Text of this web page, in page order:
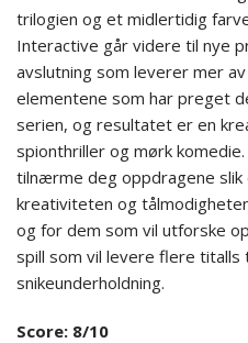
trilogien og et midlertidig
Interactive går videre til nye
avslutning som leverer mer
elementene som har preget
serien, og resultatet er en
spionthriller og mørk
tilnærme deg oppdragene
kreativiteten og
og for dem som vil utforske
spill som vil levere flere titalls
snikeunderholdning.
Score: 8/10